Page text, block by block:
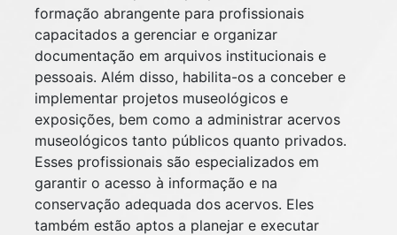
formação abrangente para profissionais
capacitados a gerenciar e organizar
documentação em arquivos institucionais e
pessoais. Além disso, habilita-os a conceber e
implementar projetos museológicos e
exposições, bem como a administrar acervos
museológicos tanto públicos quanto privados.
Esses profissionais são especializados em
garantir o acesso à informação e na
conservação adequada dos acervos. Eles
também estão aptos a planejar e executar